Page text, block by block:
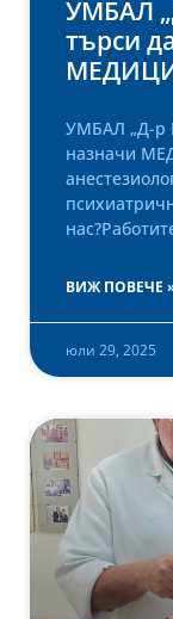
УМБАЛ
търси
УМБАЛ „Д-р
назначи
ВИЖ ПОВЕЧЕ
юли 29, 2025